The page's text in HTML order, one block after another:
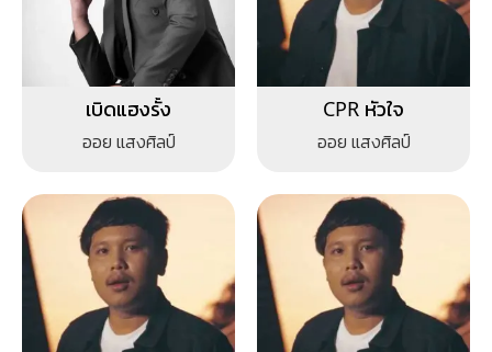
เบิดแฮงรั้ง
ออย แสงศิลป์
CPR หัวใจ
ออย แสงศิลป์